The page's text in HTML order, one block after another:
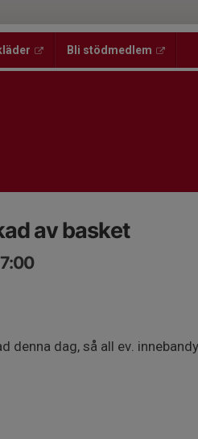
Bli stödmedlem
av basket
denna dag, så all ev.